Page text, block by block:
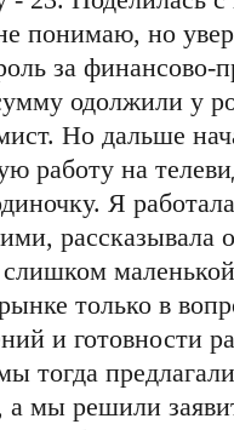
понимаю, но
за
одолжили у
Но дальше
работу на
Я
маленькой
только в
и готовности
тогда
мы решили